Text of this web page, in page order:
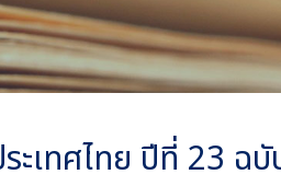
ะเทศไทย ปีที่ 23 ฉ